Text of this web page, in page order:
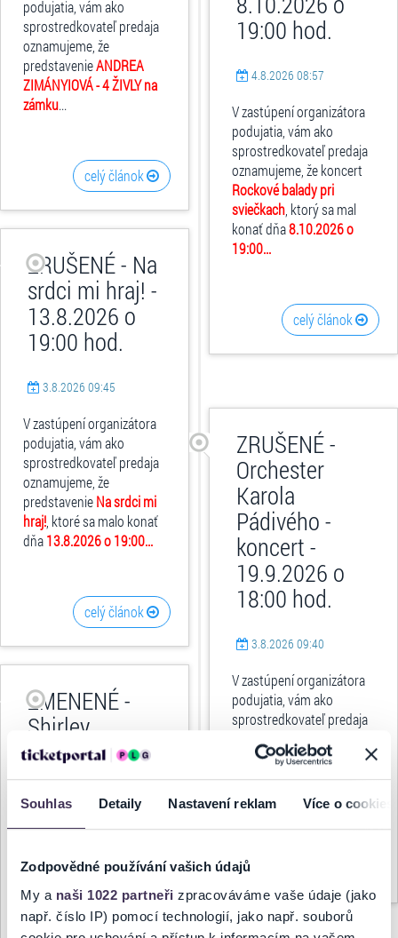
Souhlas Detaily Nastavení reklam Více o cookies
Zodpovědné používání vašich údajů
My a naši 1022 partneři zpracováváme vaše údaje (jako
např. číslo IP) pomocí technologií, jako např. souborů
podujatia, vám ako
sprostredkovateľ predaja
oznamujeme, že
predstavenieANDREA
ZIMÁNYIOVÁ - 4 ŽIVLY na
zámku...
celý článok
19:00 hod.
4.8.2026 08:57
V zastúpení organizátora
podujatia, vám ako
sprostredkovateľ predaja
oznamujeme, že koncert
Rockové balady pri
sviečkach , ktorý sa mal
konať dňa8.10.2026 o
19:00...
celý článok
ZRUŠENÉ - Na
srdci mi hraj! -
13.8.2026 o
19:00 hod.
3.8.2026 09:45
V zastúpení organizátora
podujatia, vám ako
sprostredkovateľ predaja
oznamujeme, že
predstavenieNa srdci mi
hraj! , ktoré sa malo konať
dňa13.8.2026 o 19:00...
celý článok
ZRUŠENÉ -
Orchester
Karola
Pádivého -
koncert -
19.9.2026 o
18:00 hod.
3.8.2026 09:40
V zastúpení organizátora
podujatia, vám ako
sprostredkovateľ predaja
Orchester Karola Pádivého
- koncert, ktorý sa mal
konať dňa
19.9.2026...
ZMENENÉ -
Shirley
Valentine –
divadelné
predstavenie -
28.11.2026 o
18:00 hod.
30.7.2026 13:40